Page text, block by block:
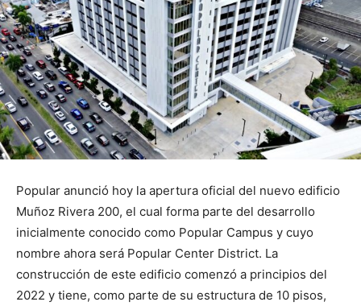
Popular anunció hoy la apertura oficial del nuevo edificio
Muñoz Rivera 200, el cual forma parte del desarrollo
inicialmente conocido como Popular Campus y cuyo
nombre ahora será Popular Center District. La
construcción de este edificio comenzó a principios del
2022 y tiene, como parte de su estructura de 10 pisos,